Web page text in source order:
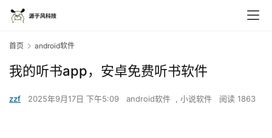
首页 android软件
我的听书app，安卓免费听书软件
zzf 2025年9月17日 下午5:09 android软件 , 小说软件 阅读 1863